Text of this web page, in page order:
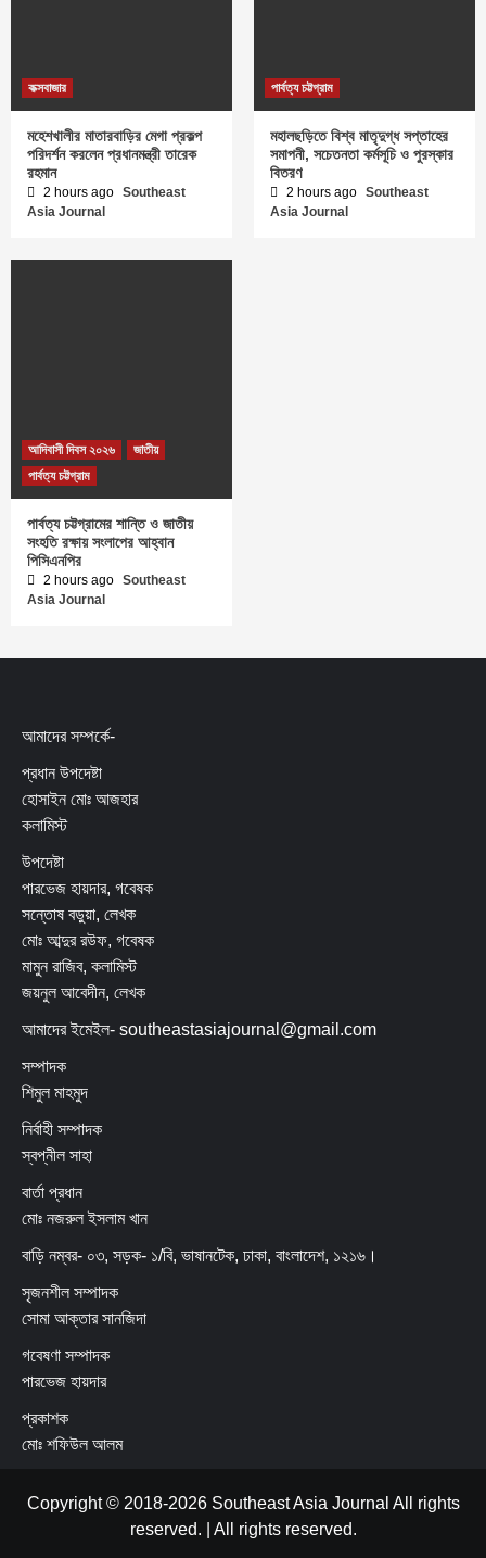
কক্সবাজার
মহেশখালীর মাতারবাড়ির মেগা প্রকল্প
পরিদর্শন করলেন প্রধানমন্ত্রী তারেক
রহমান
2 hours ago Southeast
Asia Journal
পার্বত্য চট্টগ্রাম
মহালছড়িতে বিশ্ব মাতৃদুগ্ধ সপ্তাহের
সমাপনী, সচেতনতা কর্মসূচি ও পুরস্কার
বিতরণ
2 hours ago Southeast
Asia Journal
আদিবাসী দিবস ২০২৬
জাতীয়
পার্বত্য চট্টগ্রাম
পার্বত্য চট্টগ্রামের শান্তি ও জাতীয়
সংহতি রক্ষায় সংলাপের আহ্বান
পিসিএনপির
2 hours ago Southeast
Asia Journal
আমাদের সম্পর্কে-
প্রধান উপদেষ্টা
হোসাইন মোঃ আজহার
কলামিস্ট
উপদেষ্টা
পারভেজ হায়দার, গবেষক
সন্তোষ বড়ুয়া, লেখক
মোঃ আব্দুর রউফ, গবেষক
মামুন রাজিব, কলামিস্ট
জয়নুল আবেদীন, লেখক
আমাদের ইমেইল- southeastasiajournal@gmail.com
সম্পাদক
শিমুল মাহমুদ
নির্বাহী সম্পাদক
স্বপ্নীল সাহা
বার্তা প্রধান
মোঃ নজরুল ইসলাম খান
বাড়ি নম্বর- ০৩, সড়ক- ১/বি, ভাষানটেক, ঢাকা, বাংলাদেশ, ১২১৬।
সৃজনশীল সম্পাদক
সোমা আক্তার সানজিদা
গবেষণা সম্পাদক
পারভেজ হায়দার
প্রকাশক
মোঃ শফিউল আলম
Copyright © 2018-2026 Southeast Asia Journal All rights
reserved.
All rights reserved.